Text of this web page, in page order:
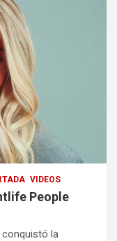
VIDEOS
People
conquistó la